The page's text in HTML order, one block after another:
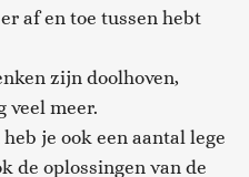
af en toe tussen hebt
zijn doolhoven,
veel meer.
je ook een aantal lege
de oplossingen van de